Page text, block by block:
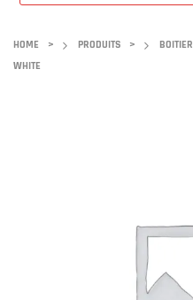
HOME > PRODUITS > BOITIER
WHITE